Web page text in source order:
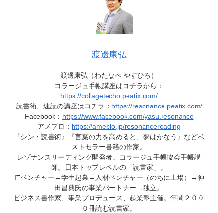
渡邊康弘
渡邊康弘（わたなべ やすひろ）
コラージュ手帳講座はコチラから：
https://collagetecho.peatix.com/
読書術、速読の講座はコチラ： https://resonance.peatix.com/
Facebook： https://www.facebook.com/yasu.resonance
アメブロ： https://ameblo.jp/resonancereading
『シン・読書術』『言葉の力を高めると、夢はかなう』などベ
ストセラー書籍の作家。
レゾナンスリーディング開発者。コラージュ手帳協会手帳講
師。日本トップレベルの「読書家」。
ITベンチャー→学生起業→人材ベンチャー（のちに上場）→神
田昌典氏の事業パートナー→独立。
ビジネス書作家、事業プロデュース、起業塾主催。年間２００
０冊読む読書家。